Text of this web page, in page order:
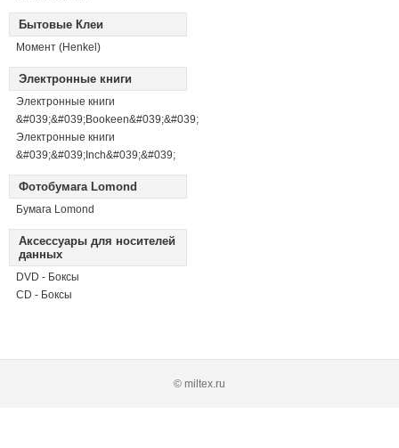
Бытовые Клеи
Момент (Henkel)
Электронные книги
Электронные книги
&#039;&#039;Bookeen&#039;&#039;
Электронные книги
&#039;&#039;Inch&#039;&#039;
Фотобумага Lomond
Бумага Lomond
Аксессуары для носителей
данных
DVD - Боксы
CD - Боксы
© miltex.ru